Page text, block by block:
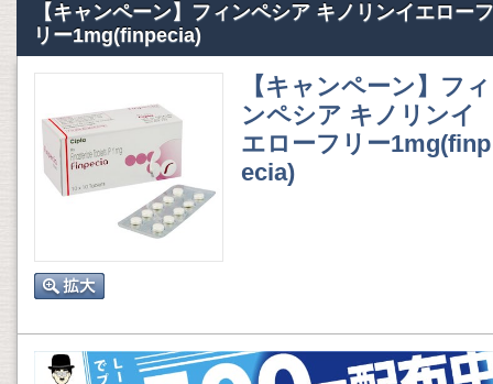
【キャンペーン】フィンペシア キノリンイエローフ
リー1mg(finpecia)
【キャンペーン】フィ
ンペシア キノリンイ
エローフリー1mg(finp
ecia)